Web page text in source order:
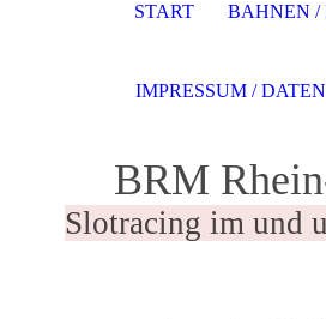
BRM
Slotracing im und
START BAHNEN /
IMPRESSUM /